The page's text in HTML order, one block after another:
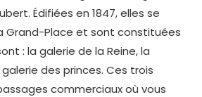
Édifiées en 1847, elles se
Grand-Place et sont constituées
: la galerie de la Reine, la
des princes. Ces trois
commerciaux où vous